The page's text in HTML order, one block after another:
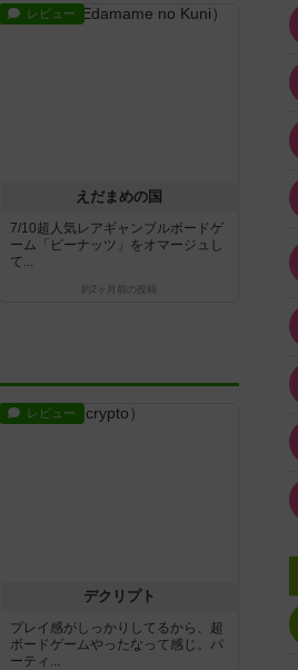
レビュー
えだまめの国
7/10超人気レアギャンブルボードゲ
ーム「ピーナッツ」をオマージュし
て...
約2ヶ月前 の投稿
レビュー
デクリプト
プレイ感がしっかりしてるから、超
ボードゲームやったなって感じ。パ
ーティ...